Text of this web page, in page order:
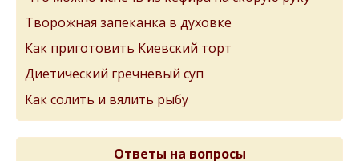
Творожная запеканка в духовке
Как приготовить Киевский торт
Диетический гречневый суп
Как солить и вялить рыбу
Ответы на вопросы